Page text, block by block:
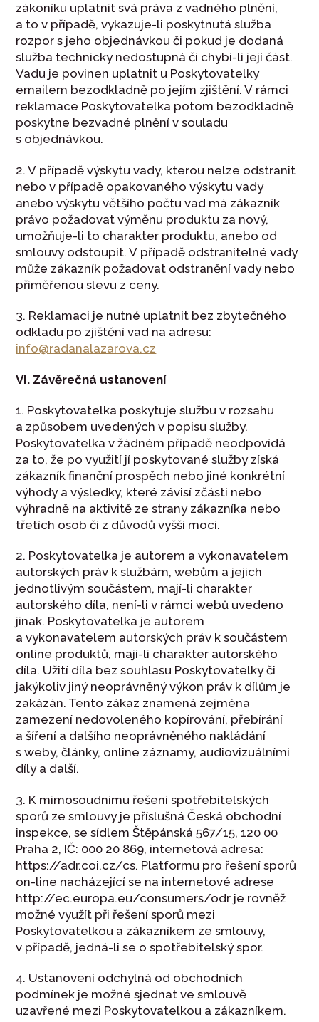
zákoníku uplatnit svá práva z vadného plnění,
a to v případě, vykazuje-li poskytnutá služba
rozpor s jeho objednávkou či pokud je dodaná
služba technicky nedostupná či chybí-li její část.
Vadu je povinen uplatnit u Poskytovatelky
emailem bezodkladně po jejím zjištění. V rámci
reklamace Poskytovatelka potom bezodkladně
poskytne bezvadné plnění v souladu
s objednávkou.
2. V případě výskytu vady, kterou nelze odstranit
nebo v případě opakovaného výskytu vady
anebo výskytu většího počtu vad má zákazník
právo požadovat výměnu produktu za nový,
umožňuje-li to charakter produktu, anebo od
smlouvy odstoupit. V případě odstranitelné vady
může zákazník požadovat odstranění vady nebo
přiměřenou slevu z ceny.
3. Reklamaci je nutné uplatnit bez zbytečného
odkladu po zjištění vad na adresu:
info@radanalazarova.cz
VI. Závěrečná ustanovení
1. Poskytovatelka poskytuje službu v rozsahu
a způsobem uvedených v popisu služby.
Poskytovatelka v žádném případě neodpovídá
za to, že po využití jí poskytované služby získá
zákazník finanční prospěch nebo jiné konkrétní
výhody a výsledky, které závisí zčásti nebo
výhradně na aktivitě ze strany zákazníka nebo
třetích osob či z důvodů vyšší moci.
2. Poskytovatelka je autorem a vykonavatelem
autorských práv k službám, webům a jejich
jednotlivým součástem, mají-li charakter
autorského díla, není-li v rámci webů uvedeno
jinak. Poskytovatelka je autorem
a vykonavatelem autorských práv k součástem
online produktů, mají-li charakter autorského
díla. Užití díla bez souhlasu Poskytovatelky či
jakýkoliv jiný neoprávněný výkon práv k dílům je
zakázán. Tento zákaz znamená zejména
zamezení nedovoleného kopírování, přebírání
a šíření a dalšího neoprávněného nakládání
s weby, články, online záznamy, audiovizuálními
díly a další.
3. K mimosoudnímu řešení spotřebitelských
sporů ze smlouvy je příslušná Česká obchodní
inspekce, se sídlem Štěpánská 567/15, 120 00
Praha 2, IČ: 000 20 869, internetová adresa:
https://adr.coi.cz/cs. Platformu pro řešení sporů
on-line nacházející se na internetové adrese
http://ec.europa.eu/consumers/odr je rovněž
možné využít při řešení sporů mezi
Poskytovatelkou a zákazníkem ze smlouvy,
v případě, jedná-li se o spotřebitelský spor.
4. Ustanovení odchylná od obchodních
podmínek je možné sjednat ve smlouvě
uzavřené mezi Poskytovatelkou a zákazníkem.